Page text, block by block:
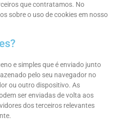
que contratamos. No
sobre o uso de cookies em nosso
e simples que é enviado junto
pelo seu navegador no
ou outro dispositivo. As
ser enviadas de volta aos
dos terceiros relevantes